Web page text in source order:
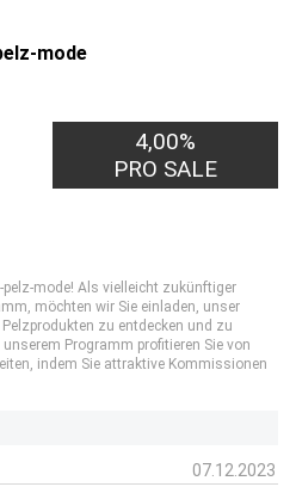
mode
4,00%
PRO SALE
mode! Als vielleicht zukünftiger
möchten wir Sie einladen, unser
zu entdecken und zu
Programm profitieren Sie von
indem Sie attraktive Kommissionen
07.12.2023